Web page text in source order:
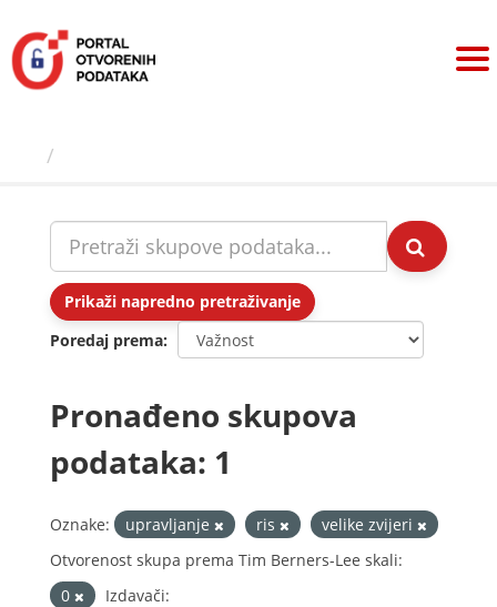
sadržaj
Prikaži napredno pretraživanje
Poredaj prema
Pronađeno skupova
podataka: 1
Oznake: upravljanje ris
velike zvijeri
Otvorenost skupa prema Tim Berners-Lee skali:
0
Izdavači: